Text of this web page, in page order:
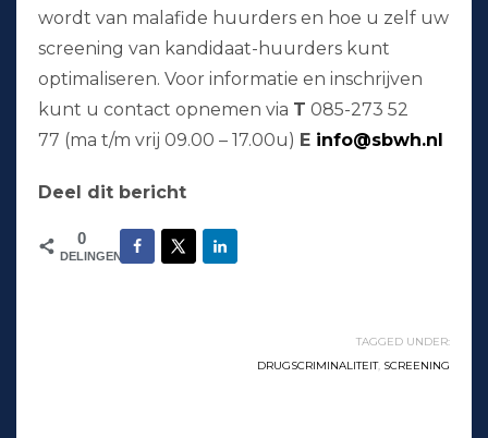
wordt van malafide huurders en hoe u zelf uw
screening van kandidaat-huurders kunt
optimaliseren. Voor informatie en inschrijven
kunt u contact opnemen via T 085-273 52
77 (ma t/m vrij 09.00 – 17.00u) E info@sbwh.nl
Deel dit bericht
0
DELINGEN
TAGGED UNDER:
DRUGSCRIMINALITEIT, SCREENING